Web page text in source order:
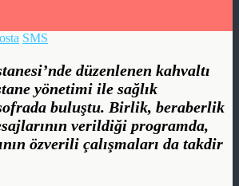
SMS
düzenlenen kahvaltı
yönetimi ile sağlık
buluştu. Birlik, beraberlik
verildiği programda,
özverili çalışmaları da takdir